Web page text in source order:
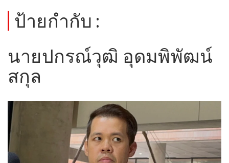
ป้ายกำกับ :
นายปกรณ์วุฒิ อุดมพิพัฒน์
สกุล